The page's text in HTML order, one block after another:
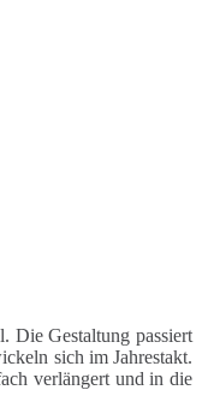
Die Gestaltung passiert
sich im Jahrestakt.
verlängert und in die